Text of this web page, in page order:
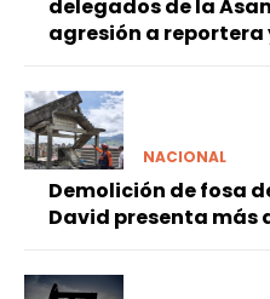
delegados de la
agresión a reportera
NACIONAL
Demolición de fosa
David presenta más